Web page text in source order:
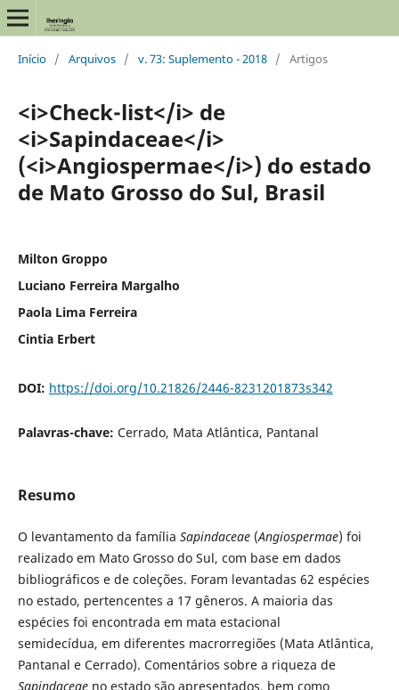
Início / Arquivos / v. 73: Suplemento - 2018 / Artigos
<i>Check-list</i> de
<i>Sapindaceae</i>
(<i>Angiospermae</i>) do estado
de Mato Grosso do Sul, Brasil
Milton Groppo
Luciano Ferreira Margalho
Paola Lima Ferreira
Cintia Erbert
DOI: https://doi.org/10.21826/2446-8231201873s342
Palavras-chave: Cerrado, Mata Atlântica, Pantanal
Resumo
O levantamento da família Sapindaceae(Angiospermae) foi
realizado em Mato Grosso do Sul, com base em dados
bibliográficos e de coleções. Foram levantadas 62 espécies
no estado, pertencentes a 17 gêneros. A maioria das
espécies foi encontrada em mata estacional
semidecídua, em diferentes macrorregiões (Mata Atlântica,
Pantanal e Cerrado). Comentários sobre a riqueza de
Sapindaceaeno estado são apresentados, bem como